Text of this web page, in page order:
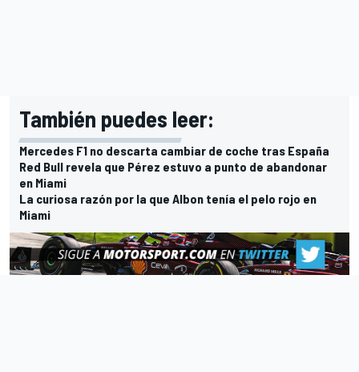
También puedes leer:
Mercedes F1 no descarta cambiar de coche tras España
Red Bull revela que Pérez estuvo a punto de abandonar
en Miami
La curiosa razón por la que Albon tenía el pelo rojo en
Miami